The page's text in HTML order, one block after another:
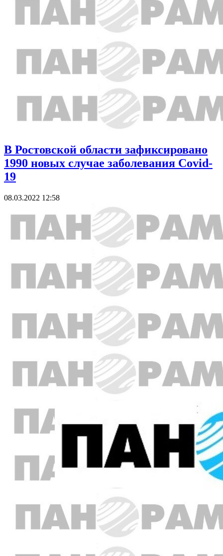
В Ростовской области зафиксировано
1990 новых случае заболевания Covid-
19
08.03.2022 12:58